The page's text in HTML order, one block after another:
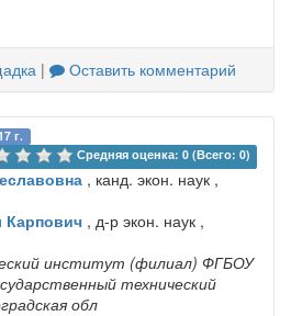
| Оставить комментарий
г.
Средняя оценка: 0 (Всего: 0)
, канд. экон. наук ,
Карпович , д-р экон. наук ,
институт (филиал) ФГБОУ
технический
обл